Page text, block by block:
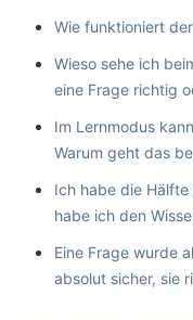
Wie funktioniert
Wieso sehe ich
eine Frage richtig
Im Lernmodus
Warum geht das
Ich habe die
habe ich den
Eine Frage wurde
absolut sicher, sie